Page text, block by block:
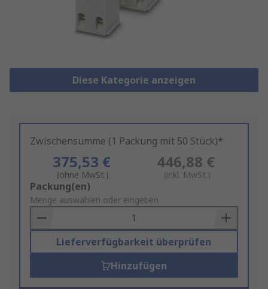
Diese Kategorie anzeigen
Zwischensumme (1 Packung mit 50 Stück)*
375,53 €
(ohne MwSt.)
446,88 €
(inkl. MwSt.)
Add
to
Basket
Packung(en)
Menge auswählen oder eingeben
Lieferverfügbarkeit überprüfen
Hinzufügen